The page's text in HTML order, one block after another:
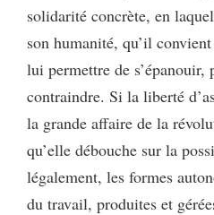
solidarité concrète, en
son humanité, qu’il
lui permettre de s’épanouir,
contraindre. Si la liberté
la grande affaire de la
qu’elle débouche sur la
légalement, les formes
du travail, produites et